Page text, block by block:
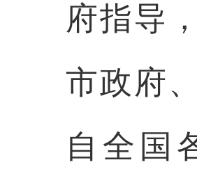
府指导
市政府
自全国